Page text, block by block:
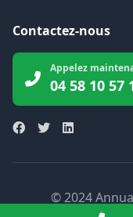
Contactez-nous
Appelez
04 58 10 57
© 2024